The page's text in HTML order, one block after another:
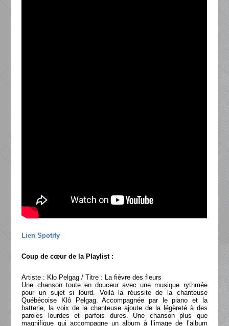
Lien Spotify
Coup de cœur de la Playlist :
Artiste : Klo Pelgag / Titre : La fièvre des fleurs
Une chanson toute en douceur avec une musique rythmée
pour un sujet si lourd. Voilà la réussite de la chanteuse
Québécoise Klô Pelgag. Accompagnée par le piano et la
batterie, la voix de la chanteuse ajoute de la légèreté à des
paroles lourdes et parfois dures. Une chanson plus que
magnifique qui accompagne un album à l’image de l’album